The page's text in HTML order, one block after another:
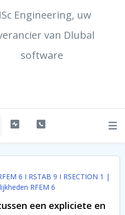
Engineering, uw
van Dlubal
software
6 I RSTAB 9 I RSECTION 1 |
RFEM 6
een expliciete en